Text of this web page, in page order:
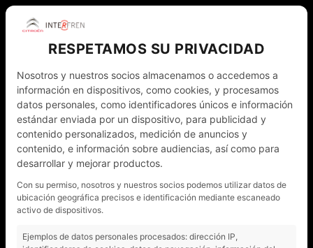
WHATSAPP
NOTÍCIES CONTACTO - CITA PRÈVIA
EL MEU COMPTE
RESPETAMOS SU PRIVACIDAD
Nosotros y nuestros socios almacenamos o accedemos a
información en dispositivos, como cookies, y procesamos
datos personales, como identificadores únicos e información
estándar enviada por un dispositivo, para publicidad y
contenido personalizados, medición de anuncios y
contenido, e información sobre audiencias, así como para
desarrollar y mejorar productos.
Con su permiso, nosotros y nuestros socios podemos utilizar datos de
ubicación geográfica precisos e identificación mediante escaneado
activo de dispositivos.
Ejemplos de datos personales procesados: dirección IP,